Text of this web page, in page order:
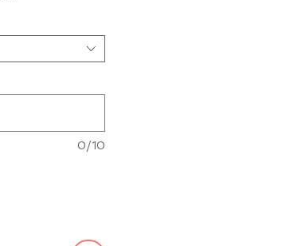
oferta
0/10